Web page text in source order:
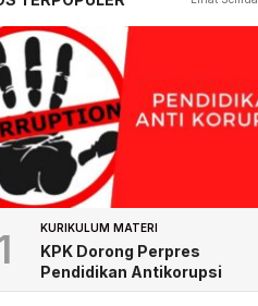
KURIKULUM MATERI
KPK Dorong Perpres
Pendidikan Antikorupsi